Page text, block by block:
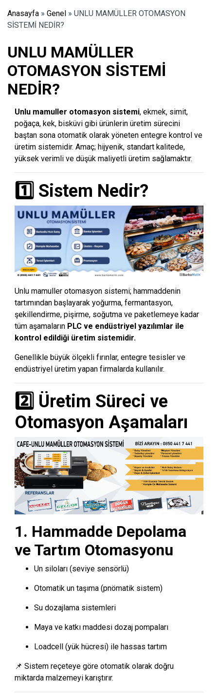
Anasayfa » Genel » UNLU MAMÜLLER OTOMASYON
SİSTEMİ NEDİR?
UNLU MAMÜLLER
OTOMASYON SİSTEMİ
NEDİR?
Unlu mamuller otomasyon sistemi, ekmek, simit,
poğaça, kek, bisküvi gibi ürünlerin üretim sürecini
baştan sona otomatik olarak yöneten entegre kontrol ve
üretim sistemidir. Amaç; hijyenik, standart kalitede,
yüksek verimli ve düşük maliyetli üretim sağlamaktır.
1️⃣ Sistem Nedir?
Unlu mamuller otomasyon sistemi; hammaddenin
tartımından başlayarak yoğurma, fermantasyon,
şekillendirme, pişirme, soğutma ve paketlemeye kadar
tüm aşamaların PLC ve endüstriyel yazılımlar ile
kontrol edildiği üretim sistemidir.
Genellikle büyük ölçekli fırınlar, entegre tesisler ve
endüstriyel üretim yapan firmalarda kullanılır.
2️⃣ Üretim Süreci ve
Otomasyon Aşamaları
1. Hammadde Depolama
ve Tartım Otomasyonu
Un siloları (seviye sensörlü)
Otomatik un taşıma (pnömatik sistem)
Su dozajlama sistemleri
Maya ve katkı maddesi dozaj pompaları
Loadcell (yük hücresi) ile hassas tartım
📌 Sistem reçeteye göre otomatik olarak doğru
miktarda malzemeyi karıştırır.